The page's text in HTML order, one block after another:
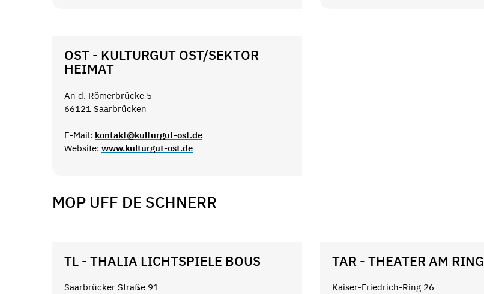
OST - KULTURGUT OST/SEKTOR
HEIMAT
An d. Römerbrücke 5
66121 Saarbrücken
E-Mail: kontakt@kulturgut-ost.de
Website: www.kulturgut-ost.de
MOP UFF DE SCHNERR
TL - THALIA LICHTSPIELE BOUS
Saarbrücker Straße 91
TAR - THEATER AM RING
Kaiser-Friedrich-Ring 26